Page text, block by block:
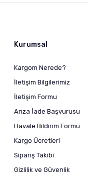
Kurumsal
Kargom Nerede?
İletişim Bilgilerimiz
İletişim Formu
Arıza İade Başvurusu
Havale Bildirim Formu
Kargo Ücretleri
Sipariş Takibi
Gizlilik ve Güvenlik